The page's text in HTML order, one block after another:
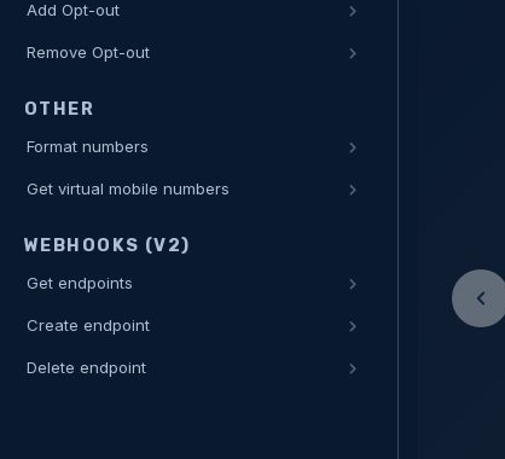
Add Opt-out
Remove Opt-out
OTHER
Format numbers
Get virtual mobile numbers
WEBHOOKS (V2)
Get endpoints
Create endpoint
Delete endpoint